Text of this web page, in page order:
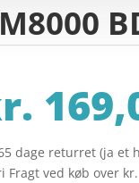
dage returret (ja et
Fragt ved køb over